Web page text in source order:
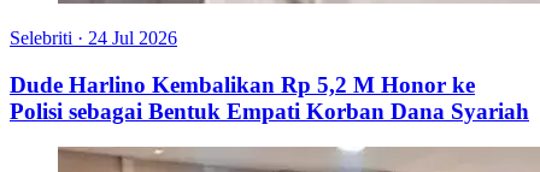
Selebriti · 24 Jul 2026
Dude Harlino Kembalikan Rp 5,2 M Honor ke
Polisi sebagai Bentuk Empati Korban Dana Syariah